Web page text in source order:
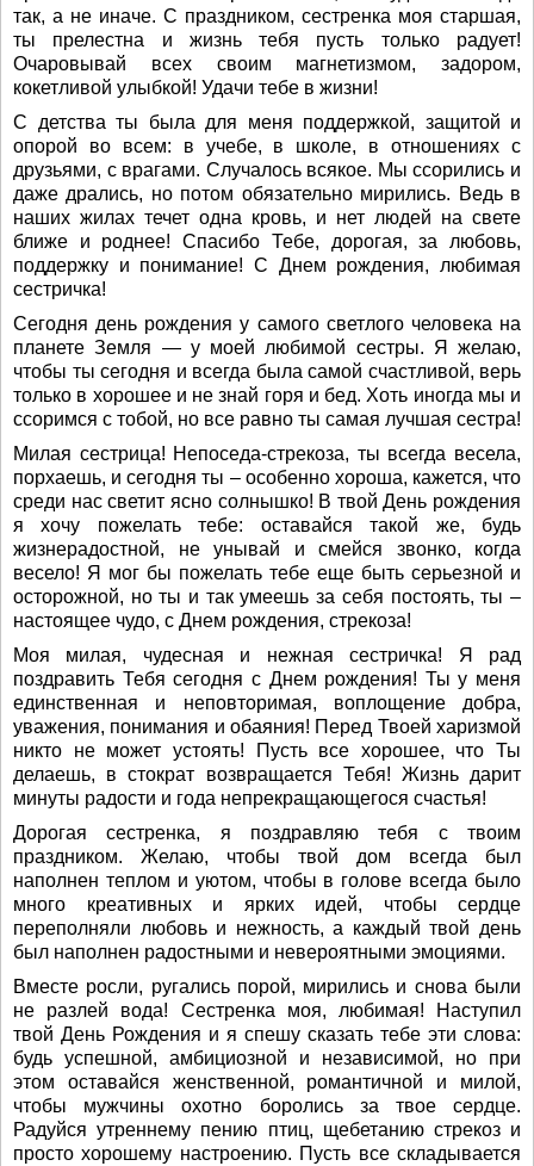
так, а не иначе. С праздником, сестренка моя старшая,
ты прелестна и жизнь тебя пусть только радует!
Очаровывай всех своим магнетизмом, задором,
кокетливой улыбкой! Удачи тебе в жизни!
С детства ты была для меня поддержкой, защитой и
опорой во всем: в учебе, в школе, в отношениях с
друзьями, с врагами. Случалось всякое. Мы ссорились и
даже дрались, но потом обязательно мирились. Ведь в
наших жилах течет одна кровь, и нет людей на свете
ближе и роднее! Спасибо Тебе, дорогая, за любовь,
поддержку и понимание! С Днем рождения, любимая
сестричка!
Сегодня день рождения у самого светлого человека на
планете Земля — у моей любимой сестры. Я желаю,
чтобы ты сегодня и всегда была самой счастливой, верь
только в хорошее и не знай горя и бед. Хоть иногда мы и
ссоримся с тобой, но все равно ты самая лучшая сестра!
Милая сестрица! Непоседа-стрекоза, ты всегда весела,
порхаешь, и сегодня ты – особенно хороша, кажется, что
среди нас светит ясно солнышко! В твой День рождения
я хочу пожелать тебе: оставайся такой же, будь
жизнерадостной, не унывай и смейся звонко, когда
весело! Я мог бы пожелать тебе еще быть серьезной и
осторожной, но ты и так умеешь за себя постоять, ты –
настоящее чудо, с Днем рождения, стрекоза!
Моя милая, чудесная и нежная сестричка! Я рад
поздравить Тебя сегодня с Днем рождения! Ты у меня
единственная и неповторимая, воплощение добра,
уважения, понимания и обаяния! Перед Твоей харизмой
никто не может устоять! Пусть все хорошее, что Ты
делаешь, в стократ возвращается Тебя! Жизнь дарит
минуты радости и года непрекращающегося счастья!
Дорогая сестренка, я поздравляю тебя с твоим
праздником. Желаю, чтобы твой дом всегда был
наполнен теплом и уютом, чтобы в голове всегда было
много креативных и ярких идей, чтобы сердце
переполняли любовь и нежность, а каждый твой день
был наполнен радостными и невероятными эмоциями.
Вместе росли, ругались порой, мирились и снова были
не разлей вода! Сестренка моя, любимая! Наступил
твой День Рождения и я спешу сказать тебе эти слова:
будь успешной, амбициозной и независимой, но при
этом оставайся женственной, романтичной и милой,
чтобы мужчины охотно боролись за твое сердце.
Радуйся утреннему пению птиц, щебетанию стрекоз и
просто хорошему настроению. Пусть все складывается